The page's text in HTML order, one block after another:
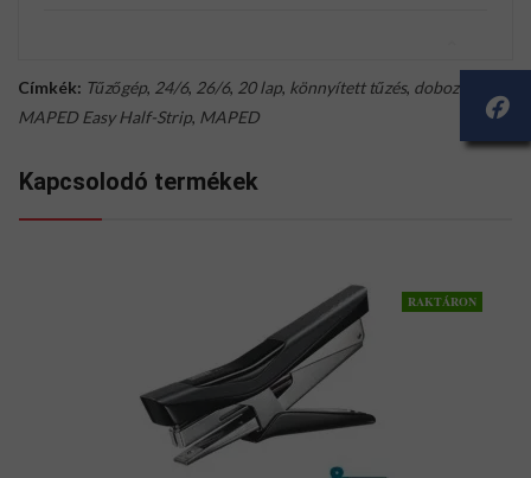
Címkék: Tűzőgép, 24/6, 26/6, 20 lap, könnyített tűzés, dobozos
MAPED Easy Half-Strip, MAPED
Kapcsolodó termékek
RAKTÁRON